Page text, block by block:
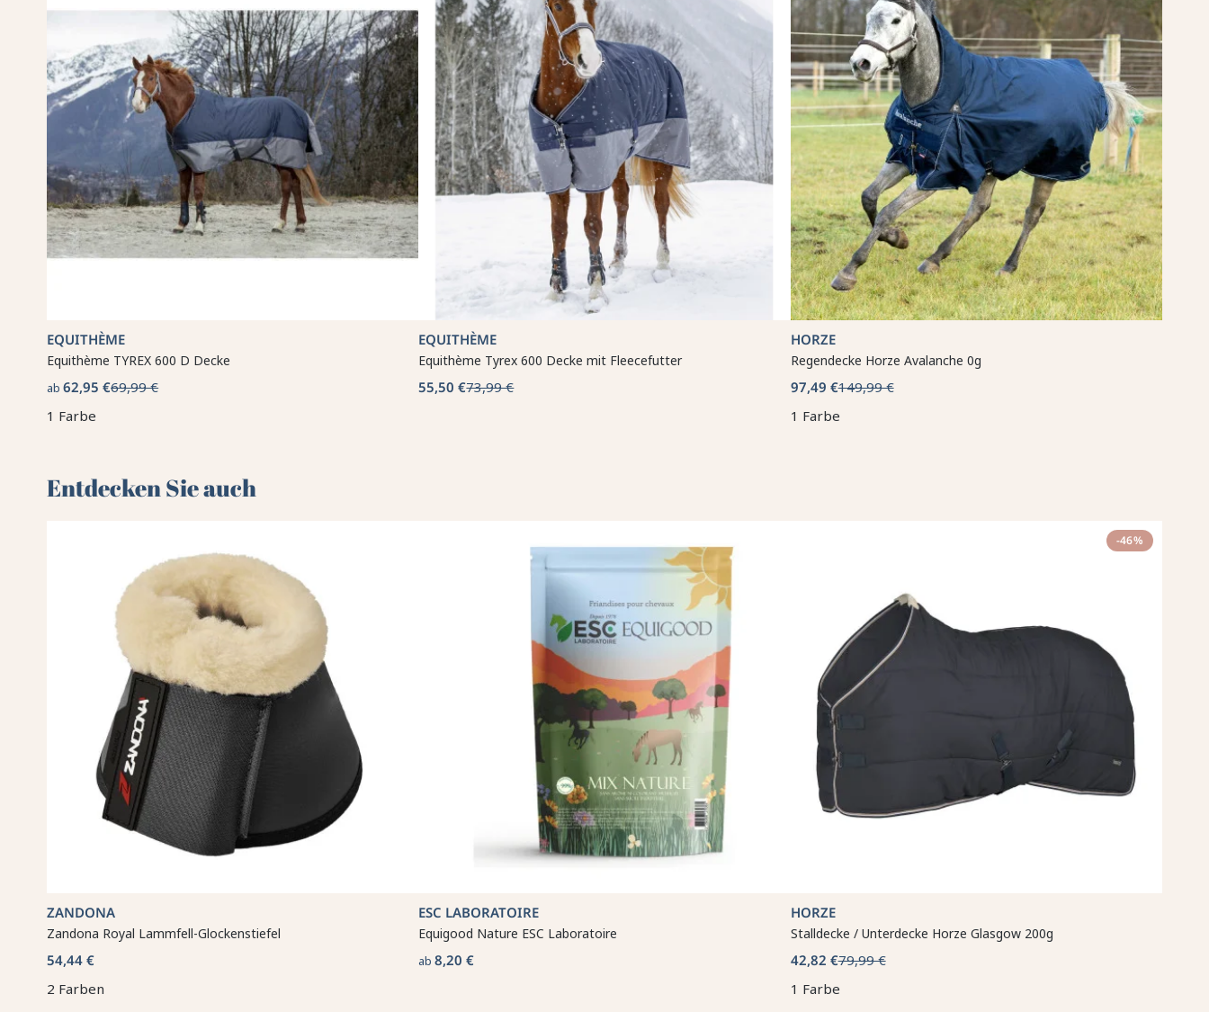
EQUITHÈME
Equithème TYREX 600 D Decke
ab62,95 €69,99 €
1 Farbe
EQUITHÈME
Equithème Tyrex 600 Decke mit Fleecefutter
55,50 €73,99 €
HORZE
Regen­decke Horze Avalanche 0g
97,49 €149,99 €
1 Farbe
Entdecken Sie auch 🌻
ZANDONA
Zandona Royal Lammfell-Glockenstiefel
54,44 €
2 Farben
ESC LABORATOIRE
Equigood Nature ESC Laboratoire
ab8,20 €
-46%
HORZE
Stalldecke / Unterdecke Horze Glasgow 200g
42,82 €79,99 €
1 Farbe